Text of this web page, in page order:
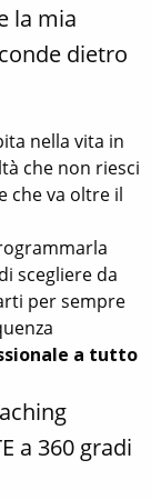
la mia
dietro
nella vita in
che non riesci
che va oltre il
scegliere da
per sempre
a tutto
a 360 gradi